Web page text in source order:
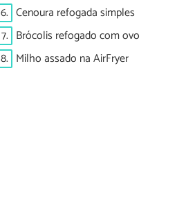
6. Cenoura refogada simples
7. Brócolis refogado com ovo
8. Milho assado na AirFryer